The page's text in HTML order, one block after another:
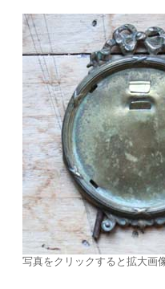
写真をクリックすると拡大画